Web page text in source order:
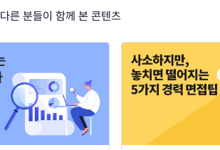
다른 분들이 함께 본 콘텐츠